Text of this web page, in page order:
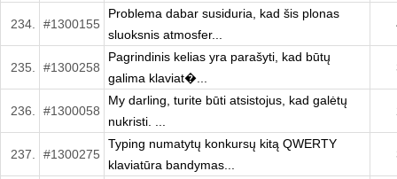
234. #1300155
Problema dabar susiduria, kad šis plonas
sluoksnis atmosfer...
235. #1300258
Pagrindinis kelias yra parašyti, kad būtų
galima klaviat�...
236. #1300058
My darling, turite būti atsistojus, kad galėtų
nukristi. ...
237. #1300275
Typing numatytų konkursų kitą QWERTY
klaviatūra bandymas...